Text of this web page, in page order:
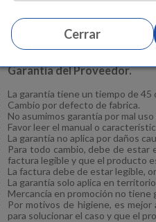
Cerrar
Revisar la boquilla antes de cada
Recomendado para bebés de 6
Elaborado en materiales de alta
Medidas aproximadas del
Garantía del Proveedor.
La garantía tiene un tiempo de
Cambio por defecto de fabrica.
No asumimos garantía por mal
Favor leer el manual o
La garantía no aplica por daños
Para todo cambio, debe de estar
factura legible y que el producto
La factura debe de estar legible,
La garantía solo aplica en
Mercancía en promoción no tiene
Por motivos de higiene, es
para solucionar el caso y que el